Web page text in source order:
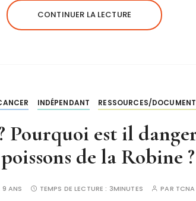
CONTINUER LA LECTURE
INDÉPENDANT RESSOURCES/
Pourquoi est il
de la Robine ?
9 ANS TEMPS DE LECTURE : 3MINUTES PAR TCNA